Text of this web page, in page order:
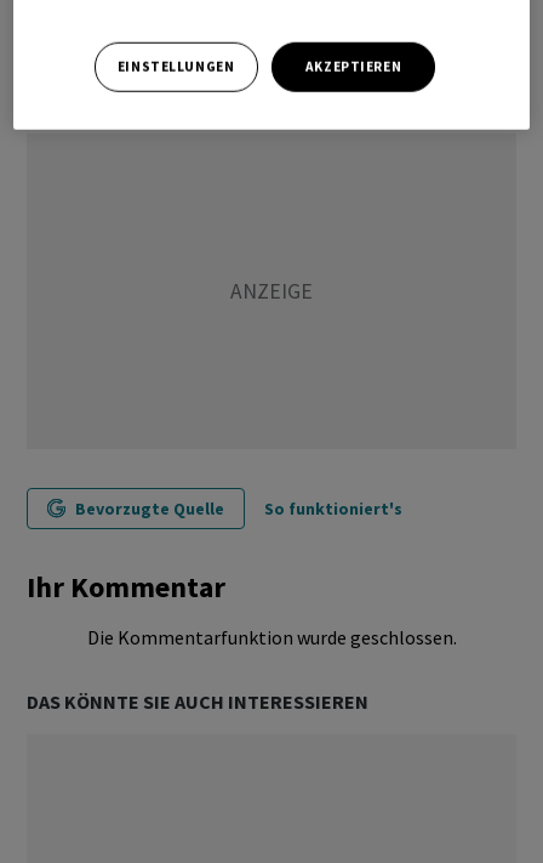
Bevorzugte Quelle So funktioniert's
Ihr Kommentar
Die Kommentarfunktion wurde geschlossen.
DAS KÖNNTE SIE AUCH INTERESSIEREN
EINSTELLUNGEN AKZEPTIEREN